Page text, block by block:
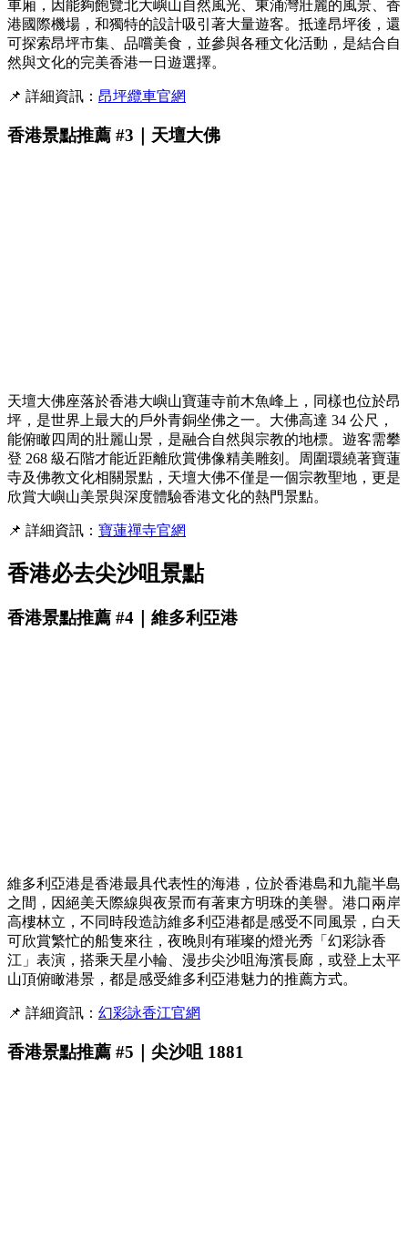
車廂，因能夠飽覽北大嶼山自然風光、東涌灣壯麗的風景、香
港國際機場，和獨特的設計吸引著大量遊客。抵達昂坪後，還
可探索昂坪市集、品嚐美食，並參與各種文化活動，是結合自
然與文化的完美香港一日遊選擇。
📌 詳細資訊： 昂坪纜車官網
香港景點推薦 #3｜天壇大佛
天壇大佛座落於香港大嶼山寶蓮寺前木魚峰上，同樣也位於昂
坪，是世界上最大的戶外青銅坐佛之一。大佛高達 34 公尺，
能俯瞰四周的壯麗山景，是融合自然與宗教的地標。遊客需攀
登 268 級石階才能近距離欣賞佛像精美雕刻。周圍環繞著寶蓮
寺及佛教文化相關景點，天壇大佛不僅是一個宗教聖地，更是
欣賞大嶼山美景與深度體驗香港文化的熱門景點。
📌 詳細資訊： 寶蓮禪寺官網
香港必去尖沙咀景點
香港景點推薦 #4｜維多利亞港
維多利亞港是香港最具代表性的海港，位於香港島和九龍半島
之間，因絕美天際線與夜景而有著東方明珠的美譽。港口兩岸
高樓林立，不同時段造訪維多利亞港都是感受不同風景，白天
可欣賞繁忙的船隻來往，夜晚則有璀璨的燈光秀「幻彩詠香
江」表演，搭乘天星小輪、漫步尖沙咀海濱長廊，或登上太平
山頂俯瞰港景，都是感受維多利亞港魅力的推薦方式。
📌 詳細資訊： 幻彩詠香江官網
香港景點推薦 #5｜尖沙咀 1881